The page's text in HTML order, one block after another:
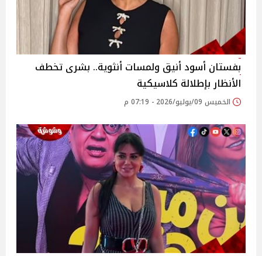
بفستان أسود أنيق ولمسات أنثوية.. بشرى تخطف
الأنظار بإطلالة كلاسيكية
الخميس 09/يوليو/2026 - 07:19 م